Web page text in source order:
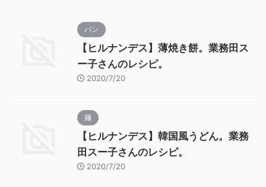
パン
【ヒルナンデス】薄焼き餅。業務田ス
ー子さんのレシピ。
2020/7/20
麺
【ヒルナンデス】韓国風うどん。業務
田スー子さんのレシピ。
2020/7/20